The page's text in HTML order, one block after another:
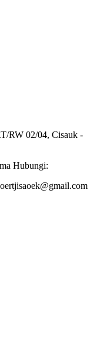
RW 02/04, Cisauk -
Hubungi: